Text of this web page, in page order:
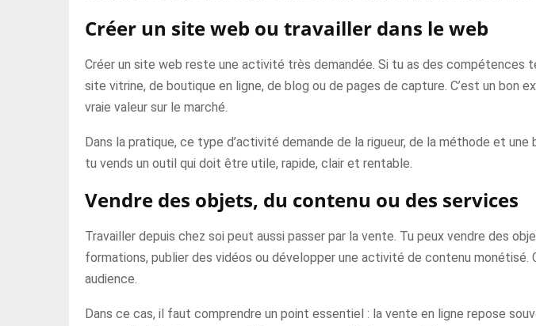
Créer un site web ou travailler dans le web
Créer un site web reste une activité très demandée. Si tu as des compétences
site vitrine, de boutique en ligne, de blog ou de pages de capture. C’est un
vraie valeur sur le marché.
Dans la pratique, ce type d’activité demande de la rigueur, de la méthode et
tu vends un outil qui doit être utile, rapide, clair et rentable.
Vendre des objets, du contenu ou des services
Travailler depuis chez soi peut aussi passer par la vente. Tu peux vendre des
formations, publier des vidéos ou développer une activité de contenu
audience.
Dans ce cas, il faut comprendre un point essentiel : la vente en ligne repose